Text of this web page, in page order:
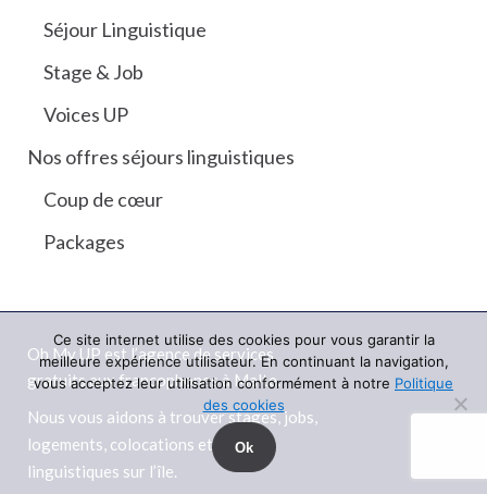
Séjour Linguistique
Stage & Job
Voices UP
Nos offres séjours linguistiques
Coup de cœur
Packages
Oh My UP est l’agence de services
gratuits aux francophones à Malte.
Nous vous aidons à trouver stages, jobs,
logements, colocations et séjours
linguistiques sur l’île.
Ce site internet utilise des cookies pour vous garantir la
meilleure expérience utilisateur. En continuant la navigation,
vous acceptez leur utilisation conformément à notre Politique
des cookies
Ok